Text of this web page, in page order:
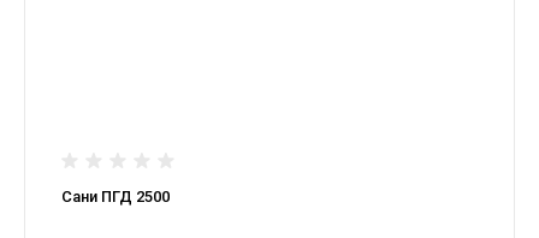
Сани ПГД 2500